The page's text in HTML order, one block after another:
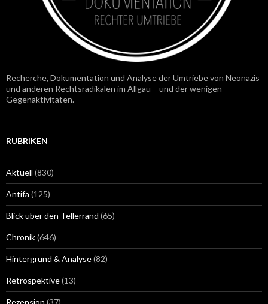
Recherche, Dokumentation und Analyse der Umtriebe von Neonazis
und anderen Rechtsradikalen im Allgäu – und der wenigen
Gegenaktivitäten.
RUBRIKEN
Aktuell (830)
Antifa (125)
Blick über den Tellerrand (65)
Chronik(646)
Hintergrund & Analyse(82)
Retrospektive(13)